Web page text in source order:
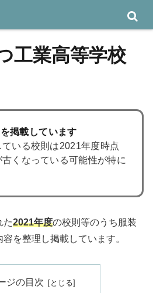
工業高等学校
掲載しています
いる校則は2021年度時点
くなっている可能性が特に
た2021年度の校則等のうち服装
を整理し掲載しています。
ジの目次